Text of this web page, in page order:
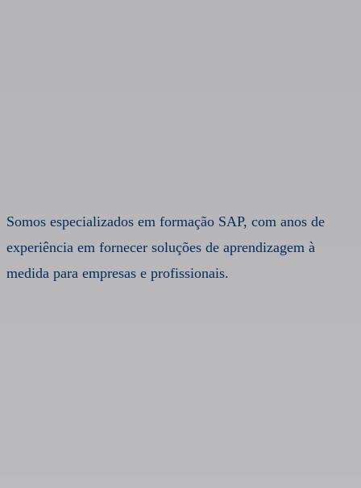
Somos especializados em formação SAP, com anos de
experiência em fornecer soluções de aprendizagem à
medida para empresas e profissionais.